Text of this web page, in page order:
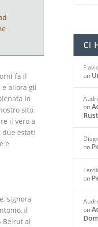
fa il
e allora gli
in
sito,
il vero a
due estati
e
signora
il
Beirut al
CI
on
on
on
on
on